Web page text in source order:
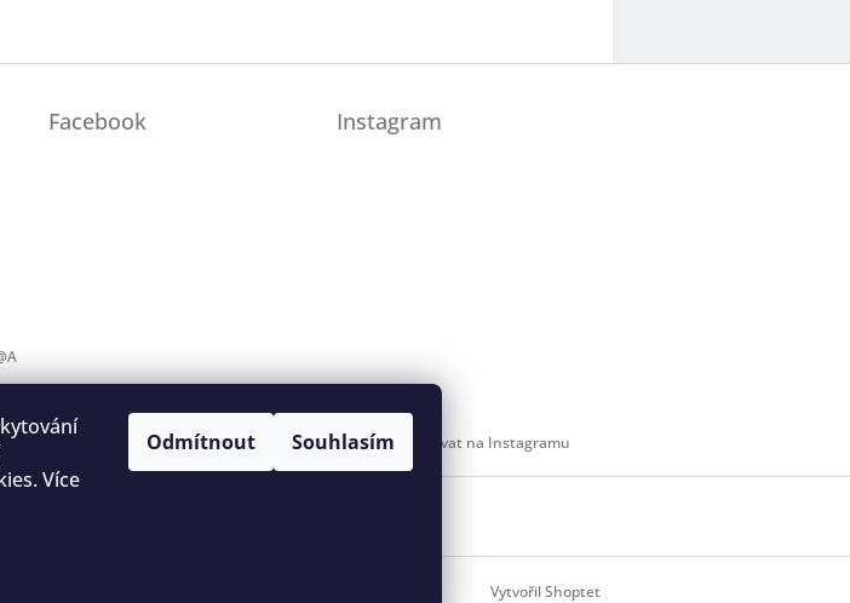
Více
Odmítnout Souhlasím
Facebook Instagram
Sledovat na Instagramu
Vytvořil Shoptet